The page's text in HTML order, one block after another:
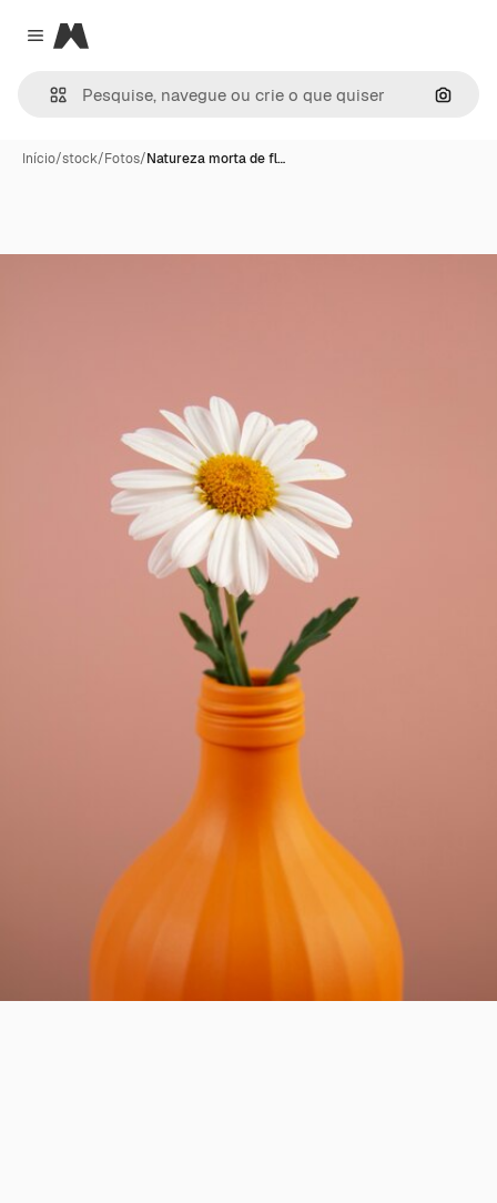
Close menu
Magnific
Início/stock/Fotos/Natureza morta de fl…